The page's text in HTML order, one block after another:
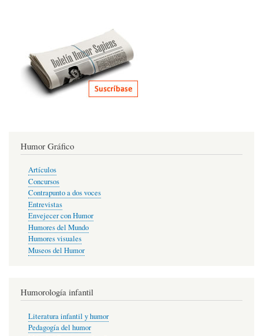
Humor Gráfico
Artículos
Concursos
Contrapunto a dos voces
Entrevistas
Envejecer con Humor
Humores del Mundo
Humores visuales
Museos del Humor
Humorología infantil
Literatura infantil y humor
Pedagogía del humor